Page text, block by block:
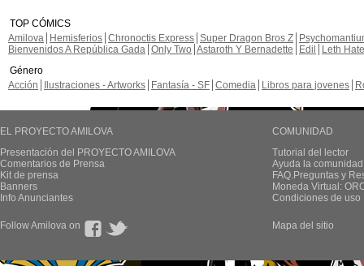
TOP CÓMICS
Amilova
Hemisferios Chronoctis Express Super Dragon Bros Z
Bienvenidos A República Gada Only Two Astaroth Y Bernadette Edil
Leth Hate
Género
Acción
Ilustraciones - Artworks Fantasía - SF Comedia Libros para jovenes
EL PROYECTO AMILOVA
Presentación del PROYECTO AMILOVA
Comentarios de Prensa
Kit de prensa
Banners
Info Anunciantes
COMUNIDAD
Tutorial del lector
Ayuda la
FAQ.Preguntas y
Moneda Virtual:
Condiciones de uso
Follow Amilova on Mapa del sitio